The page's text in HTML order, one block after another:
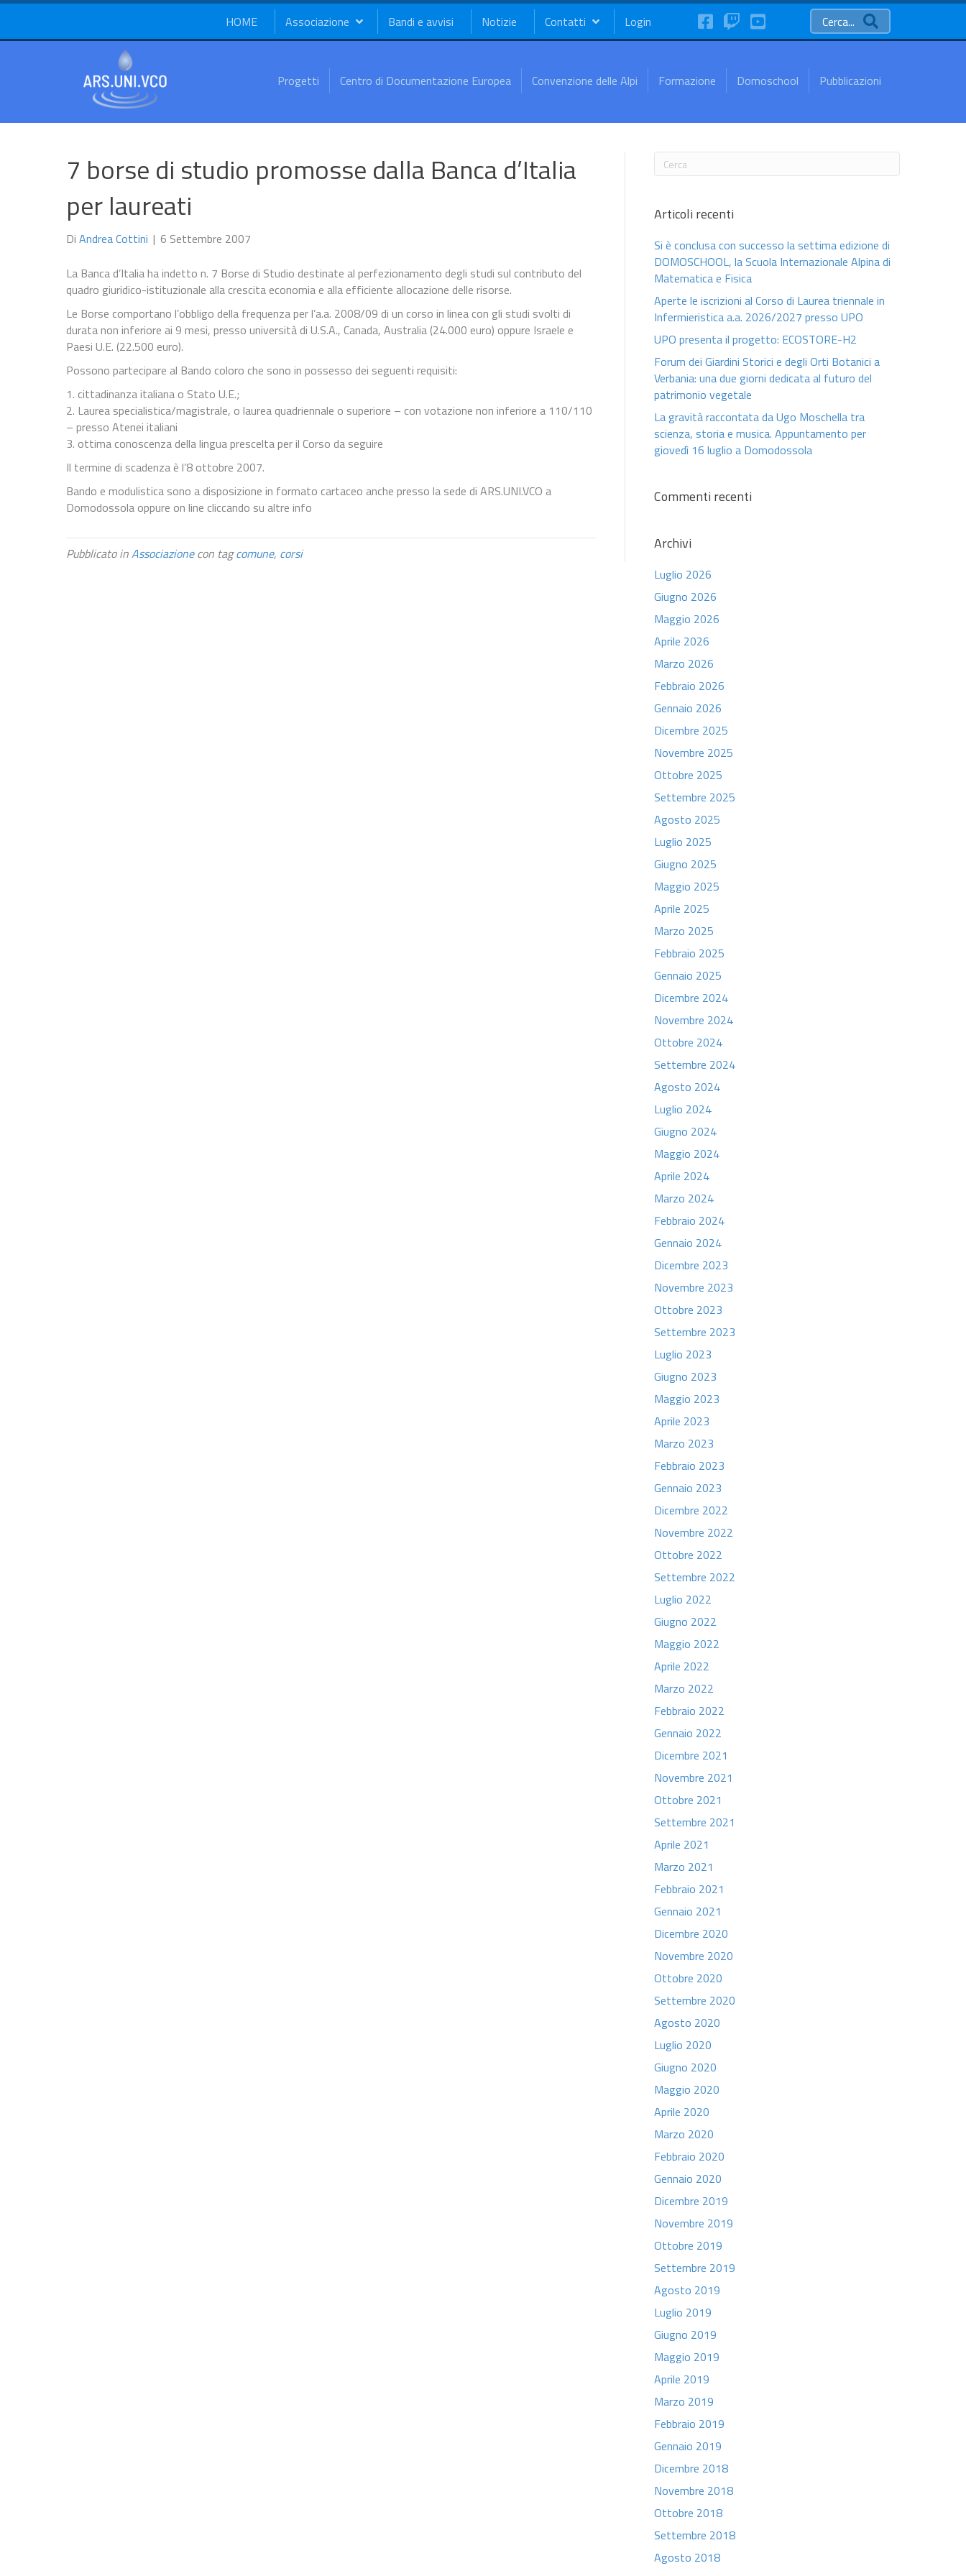
HOME Associazione Bandi e avvisi Notizie Contatti Login FaceBookTwitchYouTube Cerca...
Progetti Centro di Documentazione Europea Convenzione delle Alpi Formazione Domoschool Pubblicazioni
7 borse di studio promosse dalla Banca d’Italia
per laureati
Di Andrea Cottini | 6 Settembre 2007
La Banca d’Italia ha indetto n. 7 Borse di Studio destinate al perfezionamento degli studi sul contributo del
quadro giuridico-istituzionale alla crescita economia e alla efficiente allocazione delle risorse.
Le Borse comportano l’obbligo della frequenza per l’a.a. 2008/09 di un corso in linea con gli studi svolti di
durata non inferiore ai 9 mesi, presso università di U.S.A., Canada, Australia (24.000 euro) oppure Israele e
Paesi U.E. (22.500 euro).
Possono partecipare al Bando coloro che sono in possesso dei seguenti requisiti:
1. cittadinanza italiana o Stato U.E.;
2. Laurea specialistica/magistrale, o laurea quadriennale o superiore – con votazione non inferiore a 110/110
– presso Atenei italiani
3. ottima conoscenza della lingua prescelta per il Corso da seguire
Il termine di scadenza è l’8 ottobre 2007.
Bando e modulistica sono a disposizione in formato cartaceo anche presso la sede di ARS.UNI.VCO a
Domodossola oppure on line cliccando su altre info
Pubblicato inAssociazionecon tagcomune, corsi
Articoli recenti
Si è conclusa con successo la settima edizione di
DOMOSCHOOL, la Scuola Internazionale Alpina di
Matematica e Fisica
Aperte le iscrizioni al Corso di Laurea triennale in
Infermieristica a.a. 2026/2027 presso UPO
UPO presenta il progetto: ECOSTORE-H2
Forum dei Giardini Storici e degli Orti Botanici a
Verbania: una due giorni dedicata al futuro del
patrimonio vegetale
La gravità raccontata da Ugo Moschella tra
scienza, storia e musica. Appuntamento per
giovedì 16 luglio a Domodossola
Commenti recenti
Archivi
Luglio 2026
Giugno 2026
Maggio 2026
Aprile 2026
Marzo 2026
Febbraio 2026
Gennaio 2026
Dicembre 2025
Novembre 2025
Ottobre 2025
Settembre 2025
Agosto 2025
Luglio 2025
Giugno 2025
Maggio 2025
Aprile 2025
Marzo 2025
Febbraio 2025
Gennaio 2025
Dicembre 2024
Novembre 2024
Ottobre 2024
Settembre 2024
Agosto 2024
Luglio 2024
Giugno 2024
Maggio 2024
Aprile 2024
Marzo 2024
Febbraio 2024
Gennaio 2024
Dicembre 2023
Novembre 2023
Ottobre 2023
Settembre 2023
Luglio 2023
Giugno 2023
Maggio 2023
Aprile 2023
Marzo 2023
Febbraio 2023
Gennaio 2023
Dicembre 2022
Novembre 2022
Ottobre 2022
Settembre 2022
Luglio 2022
Giugno 2022
Maggio 2022
Aprile 2022
Marzo 2022
Febbraio 2022
Gennaio 2022
Dicembre 2021
Novembre 2021
Ottobre 2021
Settembre 2021
Aprile 2021
Marzo 2021
Febbraio 2021
Gennaio 2021
Dicembre 2020
Novembre 2020
Ottobre 2020
Settembre 2020
Agosto 2020
Luglio 2020
Giugno 2020
Maggio 2020
Aprile 2020
Marzo 2020
Febbraio 2020
Gennaio 2020
Dicembre 2019
Novembre 2019
Ottobre 2019
Settembre 2019
Agosto 2019
Luglio 2019
Giugno 2019
Maggio 2019
Aprile 2019
Marzo 2019
Febbraio 2019
Gennaio 2019
Dicembre 2018
Novembre 2018
Ottobre 2018
Settembre 2018
Agosto 2018